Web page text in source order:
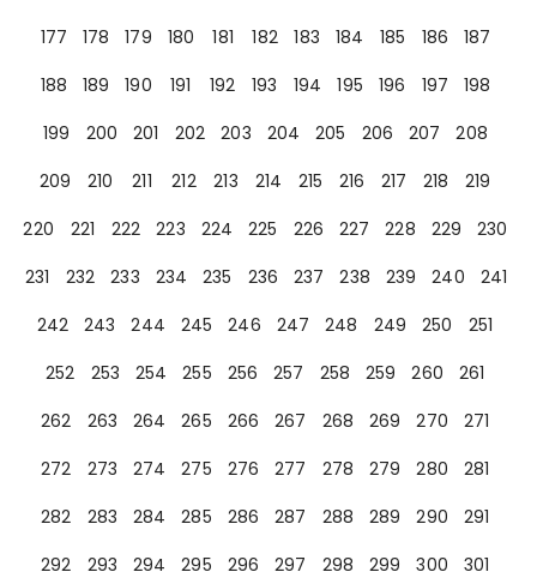
177
178 179 180 181 182 183 184 185 186
187
188
189 190 191 192 193 194 195 196 197
198
199
200 201 202 203 204 205 206 207
208
209
210 211 212 213 214 215 216 217 218
219
220
221 222 223 224 225 226 227 228 229
230
231
232 233 234 235 236 237 238 239 240
241
242
243 244 245 246 247 248 249 250
251
252
253 254 255 256 257 258 259 260
261
262
263 264 265 266 267 268 269 270
271
272
273 274 275 276 277 278 279 280
281
282
283 284 285 286 287 288 289 290
291
292
293 294 295 296 297 298 299 300 301